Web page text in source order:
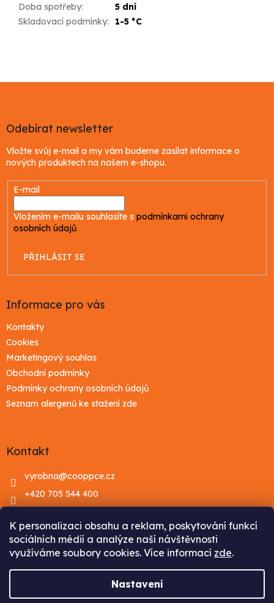
K personalizaci obsahu a reklam, poskytování funkcí
sociálních médií a analýze naší návštěvnosti
využíváme soubory cookies. Více informací zde.
Nastavení
Doba spotřeby:
5 dní
Skladovací podmínky: 1-5 °C
aOdebírat newsletter
Vložte svůj e-mail a my vám budeme zasílat informace o
nových produktech na našem e-shopu.
E-mail
Vložením e-mailu souhlasíte s podmínkami ochrany
osobních údajů
PŘIHLÁSIT SE
Informace pro vás
Kontakty
Cookies
Marketingový souhlas
Obchodní podmínky
Podmínky ochrany osobních údajů
Seznam alergenů ke stažení zde
Kontakt
vyrobna@cooppce.cz
+420 705 544 400
Youtube